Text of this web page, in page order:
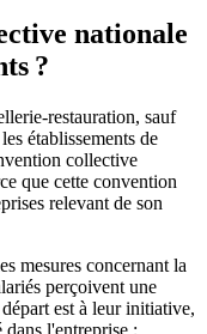
nationale
?
restauration, sauf
établissements de
collective
que cette convention
relevant de son
mesures concernant la
perçoivent une
est à leur initiative,
l'entreprise :